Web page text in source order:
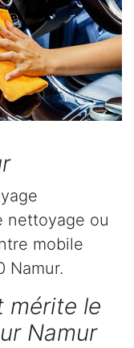
nettoyage ou
mobile
Namur.
mérite le
Namur